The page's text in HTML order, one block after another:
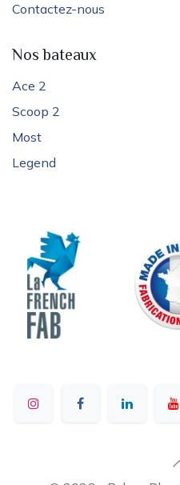
Contactez-nous
Nos bateaux
Ace 2
Scoop 2
Most
Legend